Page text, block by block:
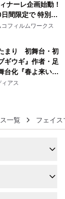
ナーレ企画始動！
間限定で 特別映
Statue ―
―』を上映！
フィルムワークス
まり 初舞台・初
ギウギ』作者・足
台化『春よ来い、
ジュアル解禁！
ィアス
一覧 フェイ